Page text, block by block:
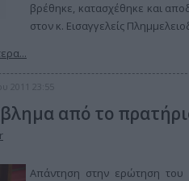
βρέθηκε, κατασχέθηκε και
στον κ. Εισαγγελείς
2011 23:55
από το
Απάντηση στην ερώτηση